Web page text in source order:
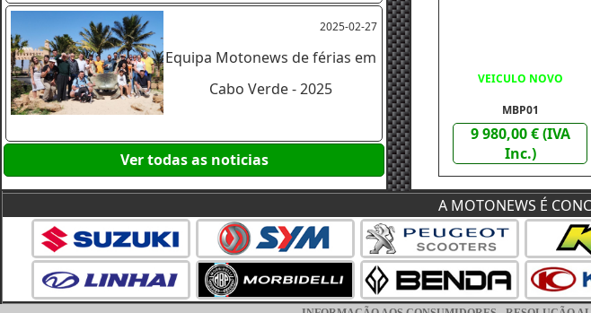
2025-02-27
Equipa Motonews de férias em
Cabo Verde - 2025
Ver todas as noticias
VEICULO NOVO
MBP01
9 980,00 € (IVA
Inc.)
LINHAI LH
A MOTONEWS É